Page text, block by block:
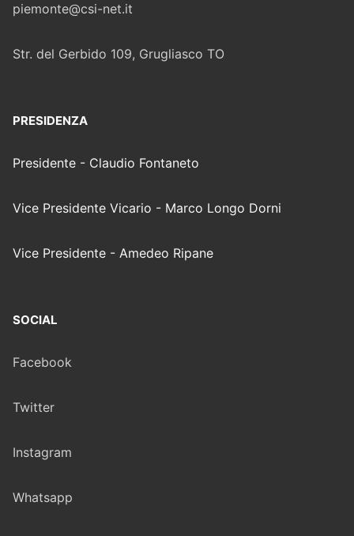
piemonte@csi-net.it
Str. del Gerbido 109, Grugliasco TO
PRESIDENZA
Presidente - Claudio Fontaneto
Vice Presidente Vicario - Marco Longo Dorni
Vice Presidente - Amedeo Ripane
SOCIAL
Facebook
Twitter
Instagram
Whatsapp